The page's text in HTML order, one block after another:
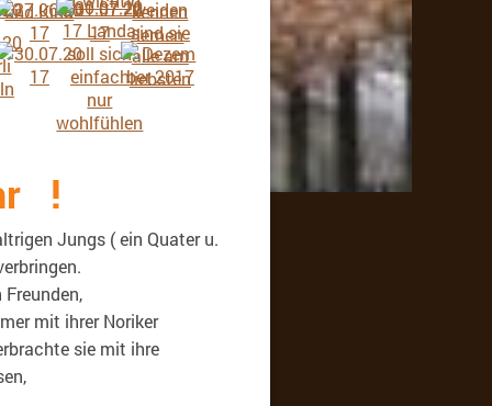
!
Jungs ( ein Quater u.
mit ihrer Noriker
sie mit ihre